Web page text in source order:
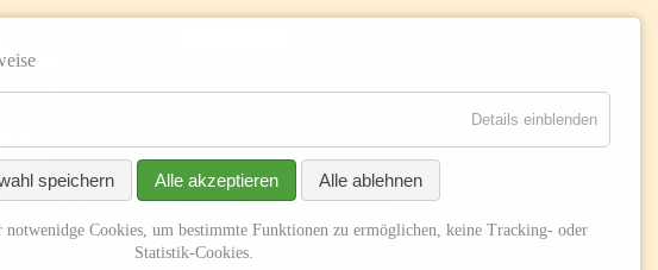
Details einblenden
speichern Alle akzeptieren Alle ablehnen
notwenidge Cookies, um bestimmte Funktionen zu ermöglichen, keine Tracking- oder
Statistik-Cookies.